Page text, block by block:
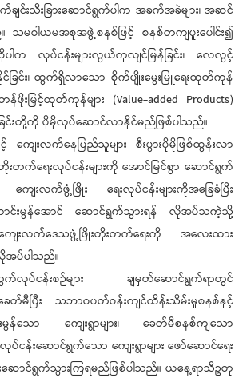
ျင်းသီးခြားဆောင်ရွက်ပါက အခက်အခဲများ၊ အဆင်
။ သမဝါယမအစုအဖွဲ့စနစ်ဖြင့် စနစ်တကျပူးပေါင်း၍
ါက လုပ်ငန်းများလွယ်ကူလျင်မြန်ခြင်း၊ လေလွင့်
နိုင်ခြင်း၊ ထွက်ရှိလာသော စိုက်ပျိုးမွေးမြူရေးထုတ်ကုန်
းမြှင့်ထုတ်ကုန်များ (Value-added Products)
းတို့ကို ပိုမိုလုပ်ဆောင်လာနိုင်မည်ဖြစ်ပါသည်။
ျေးလက်နေပြည်သူများ စီးပွားပိုမိုဖြစ်ထွန်းလာ
းတက်ရေးလုပ်ငန်းများကို အောင်မြင်စွာ ဆောင်ရွက်
ျေးလက်ဖွံ့ဖြိုး ရေးလုပ်ငန်းများကိုအခြေခံပြီး
င်းမွန်အောင် ဆောင်ရွက်သွားရန် လိုအပ်သကဲ့သို့
ျေးလက်ဒေသဖွံ့ဖြိုးတိုးတက်ရေးကို အလေးထား
အပ်ပါသည်။
တွက်လုပ်ငန်းစဉ်များ ချမှတ်ဆောင်ရွက်ရာတွင်
ေတ်မီပြီး သဘာဝပတ်ဝန်းကျင်ထိန်းသိမ်းမှုစနစ်နှင့်
းမွန်သော ကျေးရွာများ၊ ခေတ်မီစနစ်ကျသော
လုပ်ငန်းဆောင်ရွက်သော ကျေးရွာများ ဖော်ဆောင်ရေး
းဆောင်ရွက်သွားကြရမည်ဖြစ်ပါသည်။ ယနေ့ရာသီဥတု